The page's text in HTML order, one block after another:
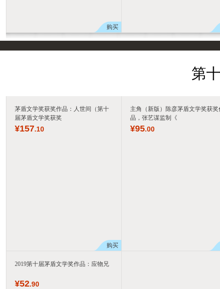
购买
第
茅盾文学奖获奖作品：人世间（第十
届茅盾文学奖获奖
¥157.10
购买
主角（新版）陈彦茅盾文学奖获奖
品，张艺谋监制《
¥95.00
2019第十届茅盾文学奖作品：应物兄
¥52.90